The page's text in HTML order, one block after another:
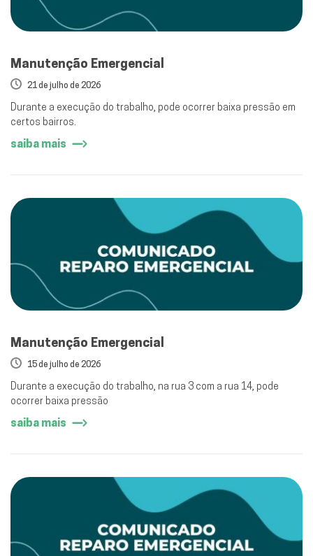
Manutenção Emergencial
21 de julho de 2026
Durante a execução do trabalho, pode ocorrer baixa pressão em
certos bairros.
saiba mais
Manutenção Emergencial
15 de julho de 2026
Durante a execução do trabalho, na rua 3 com a rua 14, pode
ocorrer baixa pressão
saiba mais